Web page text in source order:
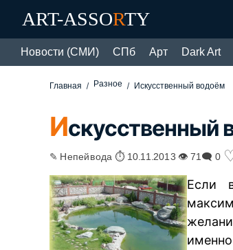
ART-ASSORTY
Новости (СМИ) СПб Арт Dark Art
Главная Разное Искусственный водоём
Искусственный
✎ Непейвода ⏱ 10.11.2013 👁 71 🗨 0
Если